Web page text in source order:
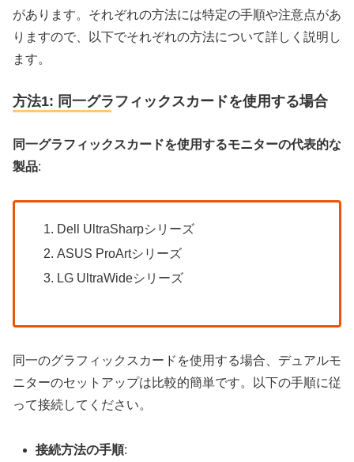
があります。それぞれの方法には特定の手順や注意点があ
りますので、以下でそれぞれの方法について詳しく説明し
ます。
方法1: 同一グラフィックスカードを使用する場合
同一グラフィックスカードを使用するモニターの代表的な
製品:
Dell UltraSharpシリーズ
ASUS ProArtシリーズ
LG UltraWideシリーズ
同一のグラフィックスカードを使用する場合、デュアルモ
ニターのセットアップは比較的簡単です。以下の手順に従
って接続してください。
接続方法の手順: